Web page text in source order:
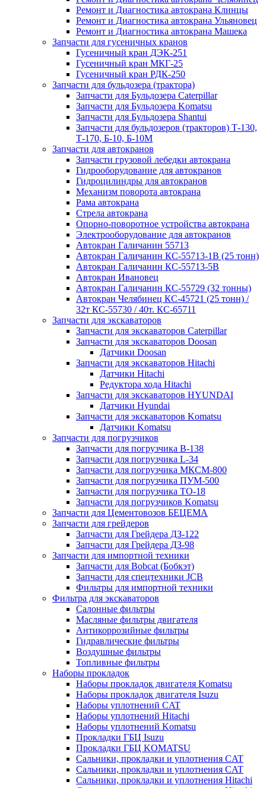
Ремонт и Диагностика автокрана Клинцы
Ремонт и Диагностика автокрана Ульяновец
Ремонт и Диагностика автокрана Машека
Запчасти для гусеничных кранов
Гусеничный кран ДЭК-251
Гусеничный кран МКГ-25
Гусеничный кран РДК-250
Запчасти для бульдозера (трактора)
Запчасти для Бульдозера Caterpillar
Запчасти для Бульдозера Komatsu
Запчасти для Бульдозера Shantui
Запчасти для бульдозеров (тракторов) Т-130,
Т-170, Б-10, Б-10М
Запчасти для автокранов
Запчасти грузовой лебедки автокрана
Гидрооборудование для автокранов
Гидроцилиндры для автокранов
Механизм поворота автокрана
Рама автокрана
Стрела автокрана
Опорно-поворотное устройства автокрана
Электрооборудование для автокранов
Автокран Галичанин 55713
Автокран Галичанин КС-55713-1В (25 тонн)
Автокран Галичанин КС-55713-5В
Автокран Ивановец
Автокран Галичанин КС-55729 (32 тонны)
Автокран Челябинец КС-45721 (25 тонн) /
32т КС-55730 / 40т. КС-65711
Запчасти для экскаваторов
Запчасти для экскаваторов Caterpillar
Запчасти для экскаваторов Doosan
Датчики Doosan
Запчасти для экскаваторов Hitachi
Датчики Hitachi
Редуктора хода Hitachi
Запчасти для экскаваторов HYUNDAI
Датчики Hyundai
Запчасти для экскаваторов Komatsu
Датчики Komatsu
Запчасти для погрузчиков
Запчасти для погрузчика B-138
Запчасти для погрузчика L-34
Запчасти для погрузчика МКСМ-800
Запчасти для погрузчика ПУМ-500
Запчасти для погрузчика ТО-18
Запчасти для погрузчиков Komatsu
Запчасти для Цементовозов БЕЦЕМА
Запчасти для грейдеров
Запчасти для Грейдера ДЗ-122
Запчасти для Грейдера ДЗ-98
Запчасти для импортной техники
Запчасти для Bobcat (Бобкэт)
Запчасти для спецтехники JCB
Фильтры для импортной техники
Фильтра для экскаваторов
Салонные фильтры
Масляные фильтры двигателя
Антикоррозийные фильтры
Гидравлические фильтры
Воздушные фильтры
Топливные фильтры
Наборы прокладок
Наборы прокладок двигателя Komatsu
Наборы прокладок двигателя Isuzu
Наборы уплотнений CAT
Наборы уплотнений Hitachi
Наборы уплотнений Komatsu
Прокладки ГБЦ Isuzu
Прокладки ГБЦ KOMATSU
Сальники, прокладки и уплотнения CAT
Сальники, прокладки и уплотнения CAT
Сальники, прокладки и уплотнения Hitachi